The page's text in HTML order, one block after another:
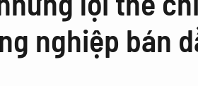
nghiệp bán